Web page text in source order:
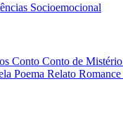
Socioemocional
Conto Conto de Mistério
Poema Relato Romance